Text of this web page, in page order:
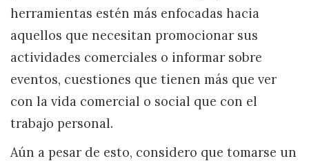
herramientas estén más enfocadas hacia
aquellos que necesitan promocionar sus
actividades comerciales o informar sobre
eventos, cuestiones que tienen más que ver
con la vida comercial o social que con el
trabajo personal.
Aún a pesar de esto, considero que tomarse un